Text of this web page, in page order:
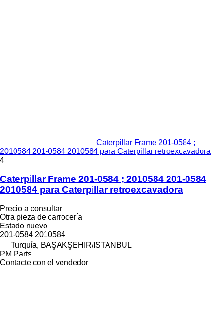
Caterpillar Frame 201-0584 ;
2010584 201-0584 2010584 para Caterpillar retroexcavadora
4
Caterpillar Frame 201-0584 ; 2010584 201-0584
2010584 para Caterpillar retroexcavadora
Precio a consultar
Otra pieza de carrocería
Estado nuevo
201-0584 2010584
Turquía, BAŞAKŞEHİR/İSTANBUL
PM Parts
Contacte con el vendedor